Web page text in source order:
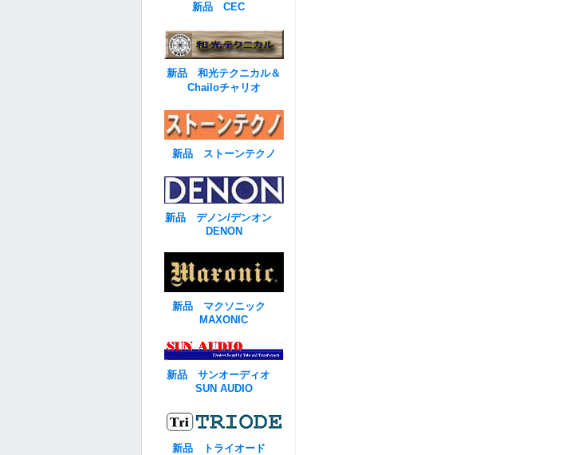
新品 CEC
新品 和光テクニカル＆
Chailoチャリオ
新品 ストーンテクノ
新品 デノン/デンオン
DENON
新品 マクソニック
MAXONIC
新品 サンオーディオ
SUN AUDIO
新品 トライオード